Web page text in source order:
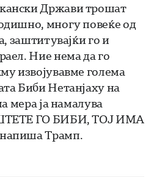
Држави трошат
многу повеќе од
заштитувајќи го и
Ние нема да го
извојувавме голема
Биби Нетанјаху на
мера ја намалува
ГО БИБИ, ТОЈ ИМА
Трамп.